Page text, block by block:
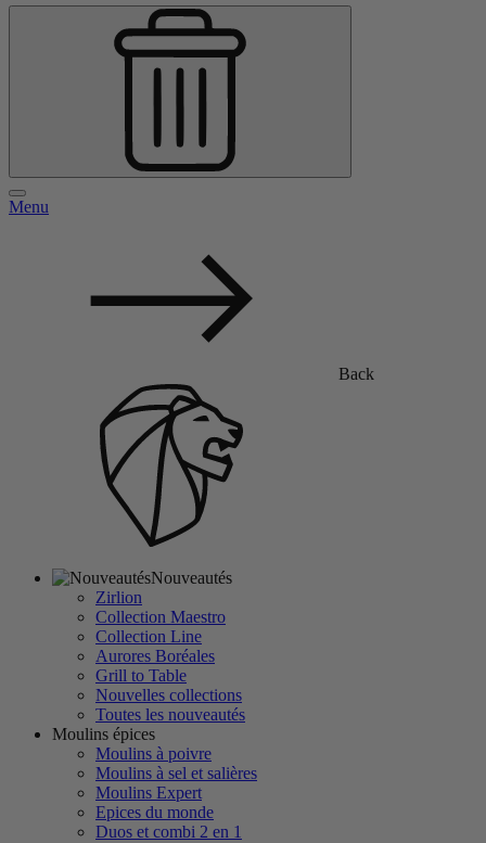
Menu
Back
Nouveautés
Zirlion
Collection Maestro
Collection Line
Aurores Boréales
Grill to Table
Nouvelles collections
Toutes les nouveautés
Moulins épices
Moulins à poivre
Moulins à sel et salières
Moulins Expert
Epices du monde
Duos et combi 2 en 1